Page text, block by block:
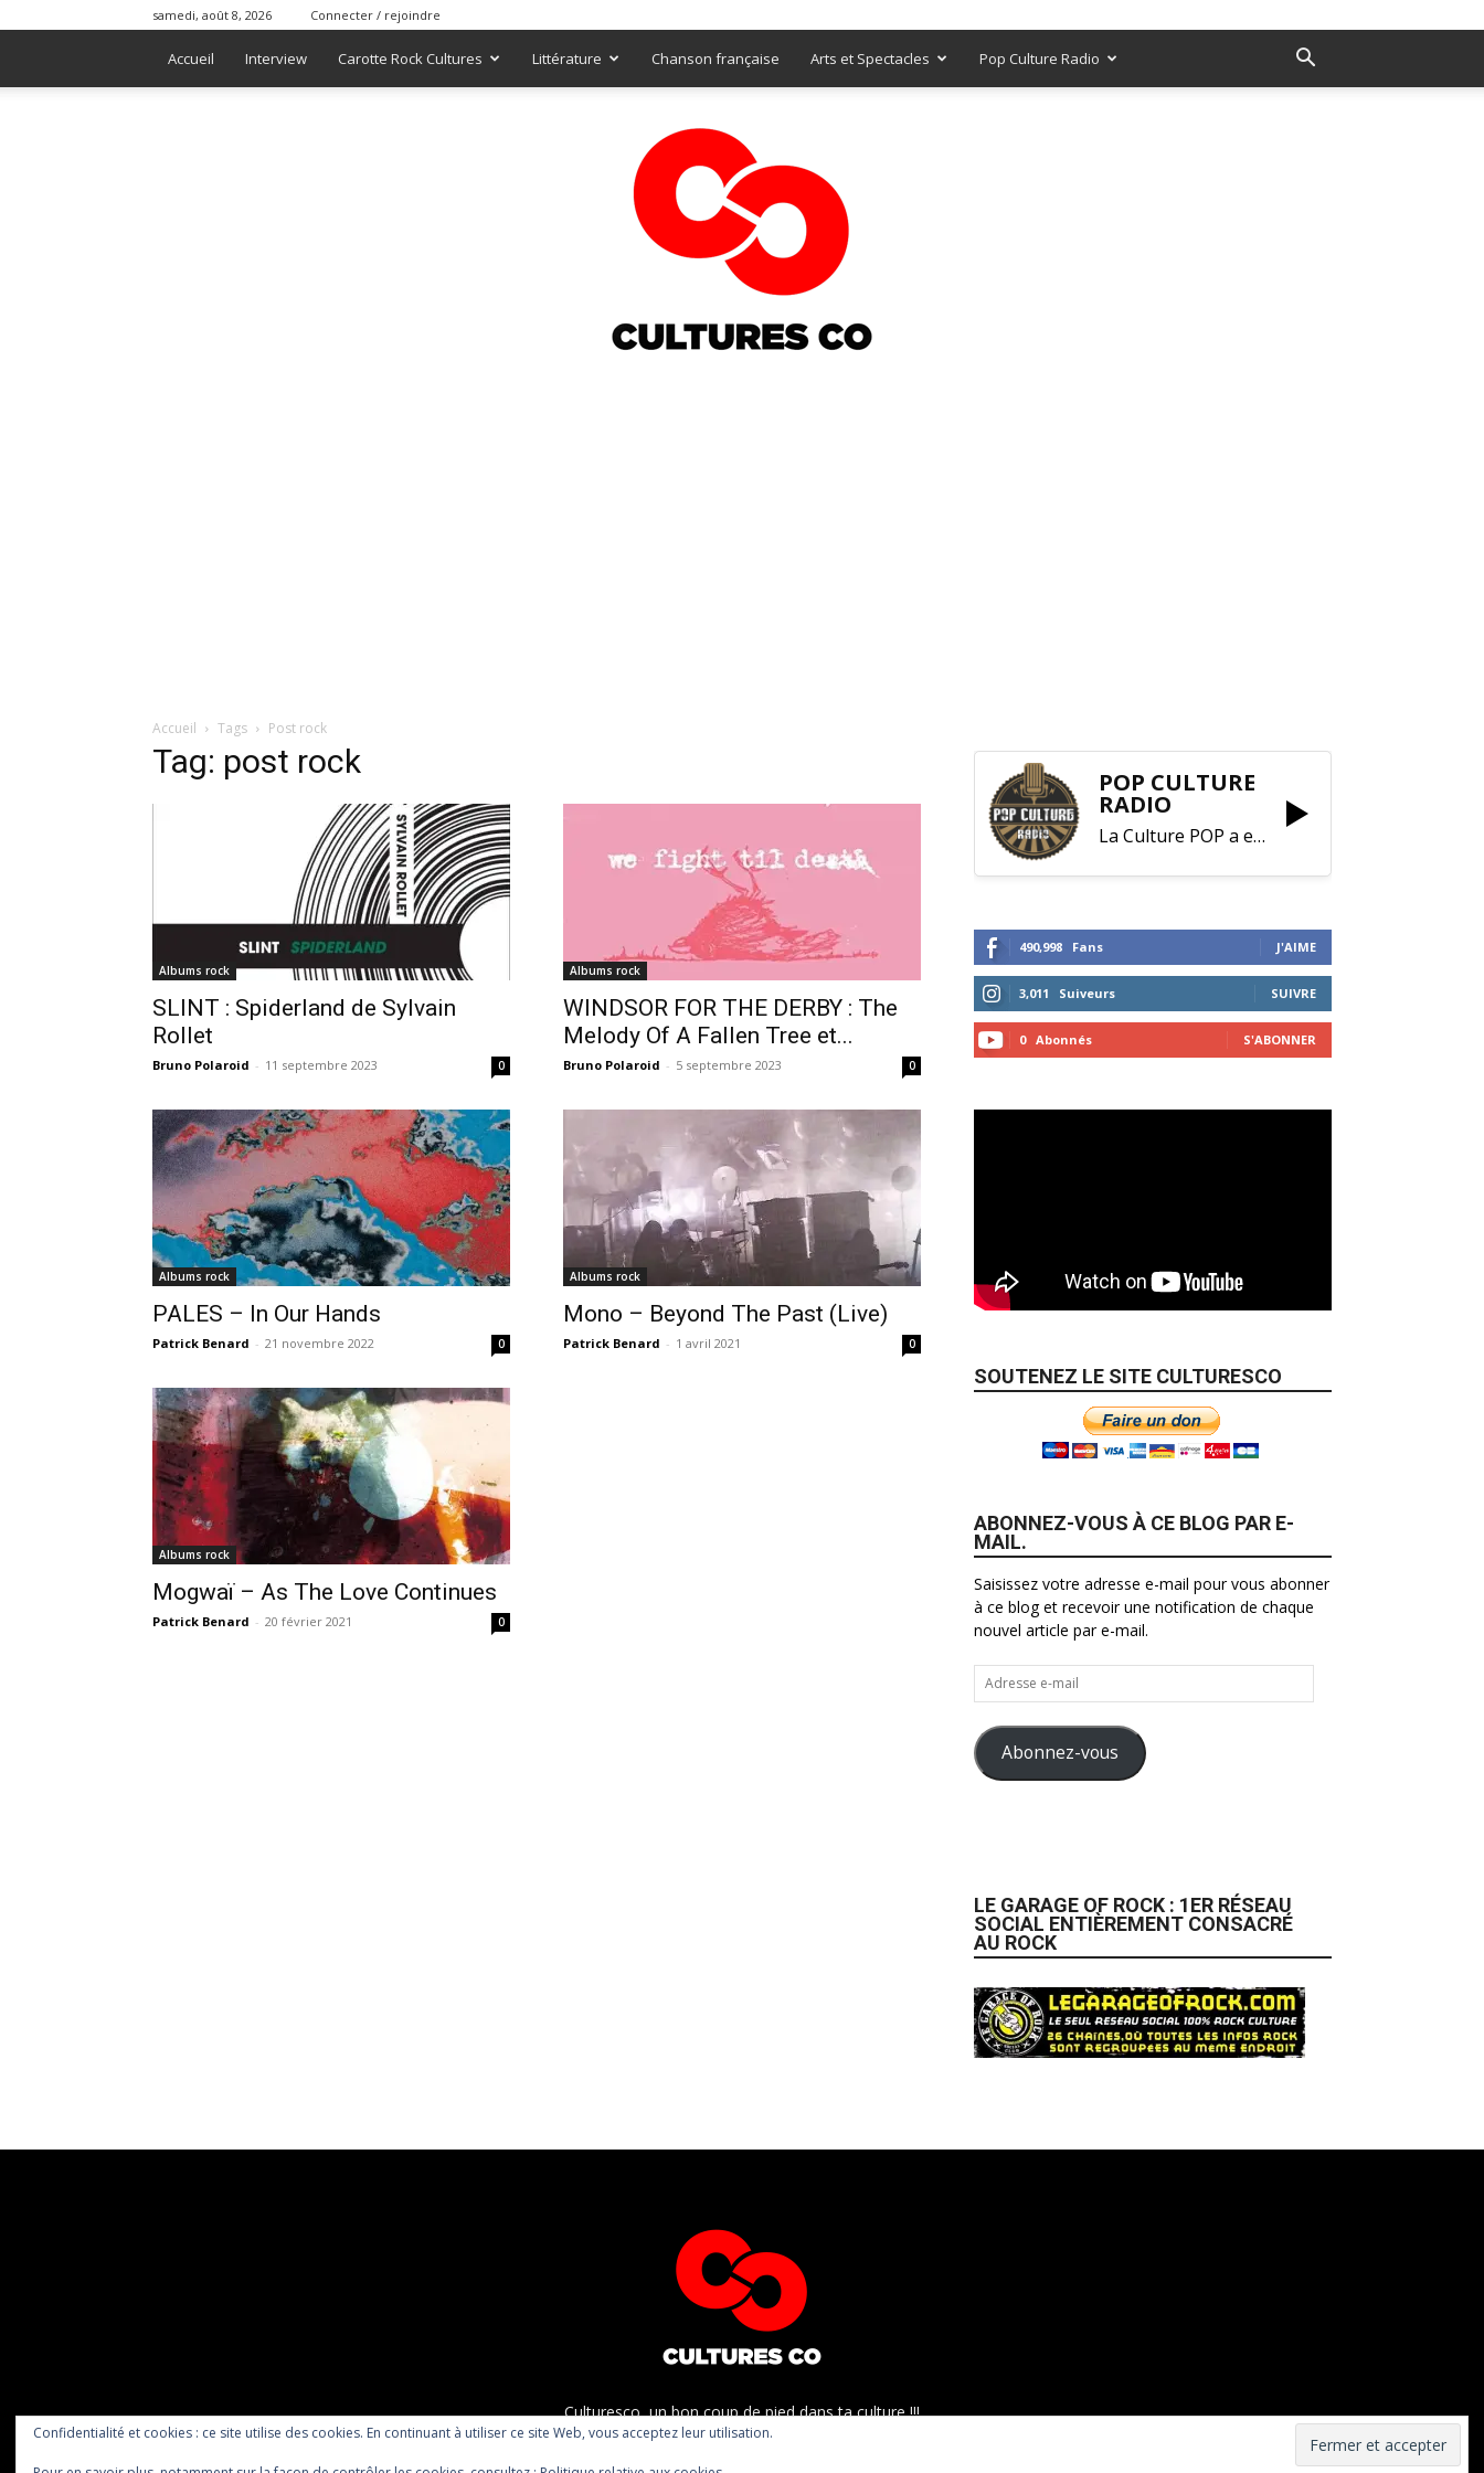
samedi, août 8, 2026 Connecter / rejoindre
Accueil Interview Carotte Rock Cultures Littérature Chanson française Arts et Spectacles Pop Culture Radio
Accueil Tags Post rock
Tag: post rock
Albums rock
SLINT : Spiderland de Sylvain
Rollet
Bruno Polaroid - 11 septembre 2023 0
Albums rock
WINDSOR FOR THE DERBY : The
Melody Of A Fallen Tree et...
Bruno Polaroid - 5 septembre 2023 0
Albums rock
PALES – In Our Hands
Patrick Benard - 21 novembre 2022 0
Albums rock
Mono – Beyond The Past (Live)
Patrick Benard - 1 avril 2021 0
Albums rock
Mogwaï – As The Love Continues
Patrick Benard - 20 février 2021 0
POP CULTURE
RADIO
La Culture POP a enfin trouvé sa RADIO !
490,998 Fans J'AIME
3,011 Suiveurs SUIVRE
0 Abonnés S'ABONNER
SOUTENEZ LE SITE CULTURESCO
ABONNEZ-VOUS À CE BLOG PAR E-
MAIL.
Saisissez votre adresse e-mail pour vous abonner
à ce blog et recevoir une notification de chaque
nouvel article par e-mail.
Adresse
e-
mail
Abonnez-vous
LE GARAGE OF ROCK : 1ER RÉSEAU
SOCIAL ENTIÈREMENT CONSACRÉ
AU ROCK
Culturesco, un bon coup de pied dans ta culture !!!
Confidentialité et cookies : ce site utilise des cookies. En continuant à utiliser ce site Web, vous acceptez leur utilisation.